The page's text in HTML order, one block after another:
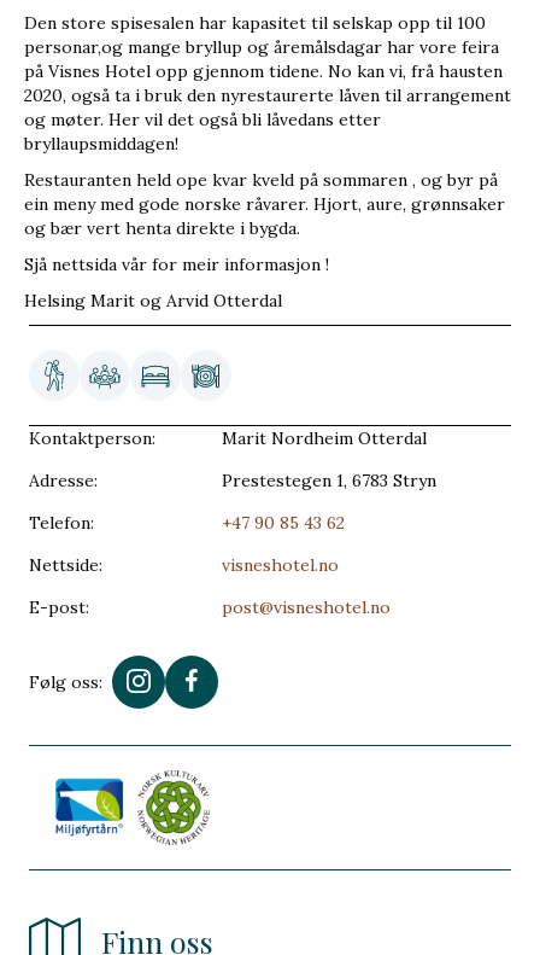
Kontaktperson:
Marit Nordheim Otterdal
Adresse:
Prestestegen 1, 6783 Stryn
Telefon:
+47 90 85 43 62
Nettside:
visneshotel.no
E-post:
post@visneshotel.no
Følg oss:
Finn oss
Den store spisesalen har kapasitet til selskap opp til 100
personar,og mange bryllup og åremålsdagar har vore feira
på Visnes Hotel opp gjennom tidene. No kan vi, frå hausten
2020, også ta i bruk den nyrestaurerte låven til arrangement
og møter. Her vil det også bli låvedans etter
bryllaupsmiddagen!
Restauranten held ope kvar kveld på sommaren , og byr på
ein meny med gode norske råvarer. Hjort, aure, grønnsaker
og bær vert henta direkte i bygda.
Sjå nettsida vår for meir informasjon !
Helsing Marit og Arvid Otterdal